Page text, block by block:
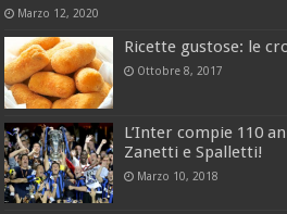
Marzo 12, 2020
Ricette gustose: le
Ottobre 8, 2017
L’Inter compie 110
Zanetti e Spalletti!
Marzo 10, 2018